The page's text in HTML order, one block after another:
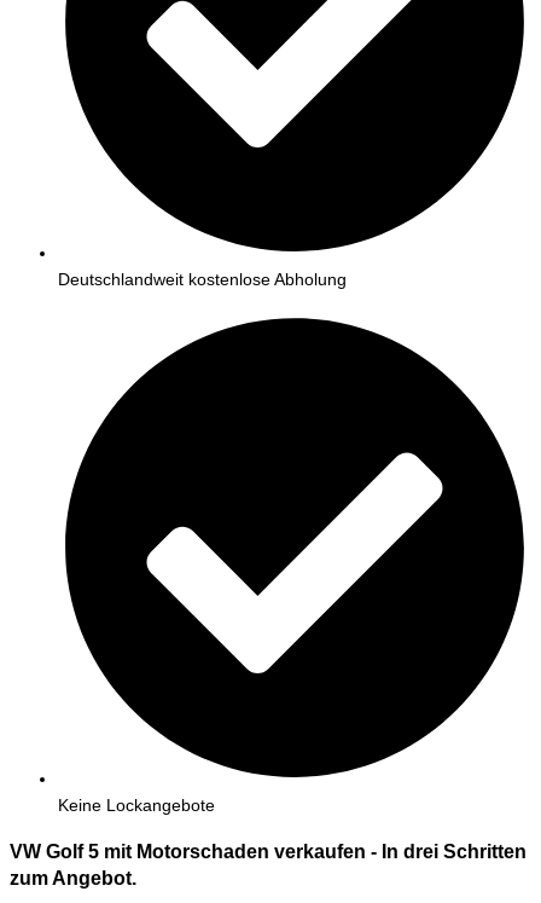
Deutschlandweit kostenlose Abholung
Keine Lockangebote
VW Golf 5 mit Motorschaden verkaufen - In drei Schritten
zum Angebot.